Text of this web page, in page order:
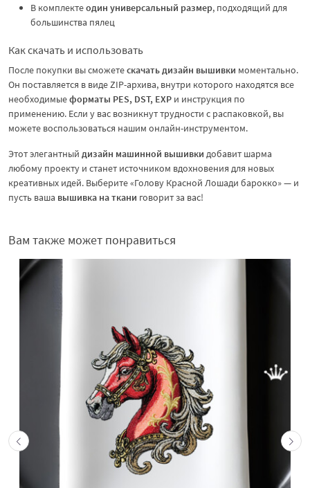
В комплектеодин универсальный размер, подходящий для
большинства пялец
Как скачать и использовать
После покупки вы сможетескачать дизайн вышивки моментально.
Он поставляется в виде ZIP-архива, внутри которого находятся все
необходимыеформаты PES, DST, EXP и инструкция по
применению. Если у вас возникнут трудности с распаковкой, вы
можете воспользоваться нашим онлайн-инструментом.
Этот элегантный дизайн машинной вышивки добавит шарма
любому проекту и станет источником вдохновения для новых
креативных идей. Выберите «Голову Красной Лошади барокко» — и
пусть ваша вышивка на ткани говорит за вас!
Вам также может понравиться